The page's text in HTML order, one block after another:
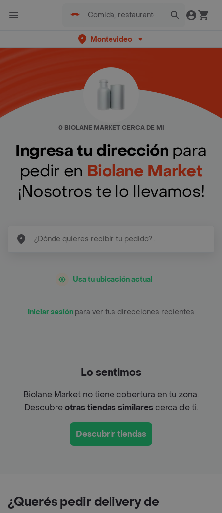
Montevideo
0 BIOLANE MARKET CERCA DE MI
Ingresa tu dirección para
pedir en Biolane Market
¡Nosotros te lo llevamos!
Usa tu ubicación actual
Iniciar sesión para ver tus direcciones recientes
Lo sentimos
Biolane Market no tiene cobertura en tu zona.
Descubreotras tiendas similarescerca de ti.
Descubrir tiendas
¿Querés pedir delivery de